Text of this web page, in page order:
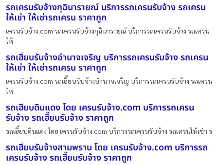
รถเครนรับจ้างกุฉินารายณ์ บริการรถเครนรับจ้าง รถเครน
ให้เช่า ให้เช่ารถเครน ราคาถูก
เครนรับจ้าง.com รถเครนรับจ้างกุฉินารายณ์ บริการรถเครนรับจ้าง รถเครน
ให้
รถเฮี๊ยบรับจ้างอำนาจเจริญ บริการรถเครนรับจ้าง รถเครน
ให้เช่า ให้เช่ารถเครน ราคาถูก
เครนรับจ้าง.com รถเฮี๊ยบรับจ้างอำนาจเจริญ บริการรถเครนรับจ้าง รถเครน
ให
รถเฮี๊ยบดินแดง โดย เครนรับจ้าง.com บริการรถเครน
รับจ้าง รถเฮี๊ยบรับจ้าง ราคาถูก
รถเฮี๊ยบดินแดง โดย เครนรับจ้าง.com บริการรถเครนรับจ้าง รถเครนให้เช่า ร
รถเฮี๊ยบรับจ้างสามพราน โดย เครนรับจ้าง.com บริการรถ
เครนรับจ้าง รถเฮี๊ยบรับจ้าง ราคาถูก